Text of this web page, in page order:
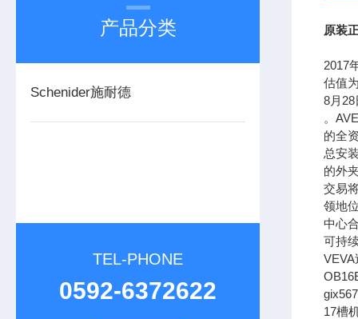
产品分类
Schenider施耐德
TEL-PHONE
0592-6372622
原装
2017
估值
8月
。
的全
总安
的外
交易
领地
中心
可持
17槽